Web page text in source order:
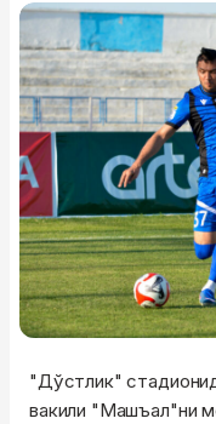
"Дўстлик"
вакили "Машъал"ни